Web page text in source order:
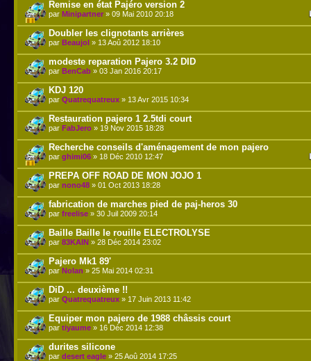
Remise en état Pajéro version 2
par Minipartner » 09 Mai 2010 20:18
Doubler les clignotants arrières
par Beaujol » 13 Aoû 2012 18:10
modeste reparation Pajero 3.2 DID
par BenCab » 03 Jan 2016 20:17
KDJ 120
par Quatrequatreux » 13 Avr 2015 10:34
Restauration pajero 1 2.5tdi court
par FabJero » 19 Nov 2015 18:28
Recherche conseils d'aménagement de mon pajero
par ghimi06 » 18 Déc 2010 12:47
PREPA OFF ROAD DE MON JOJO 1
par nono48 » 01 Oct 2013 18:28
fabrication de marches pied de paj-heros 30
par freelise » 30 Juil 2009 20:14
Baille Baille le rouille ELECTROLYSE
par 83KAIN » 28 Déc 2014 23:02
Pajero Mk1 89'
par Nolan » 25 Mai 2014 02:31
DiD ... deuxième !!
par Quatrequatreux » 17 Juin 2013 11:42
Equiper mon pajero de 1988 châssis court
par tiyaume » 16 Déc 2014 12:38
durites silicone
par desert eagle » 25 Aoû 2014 17:25